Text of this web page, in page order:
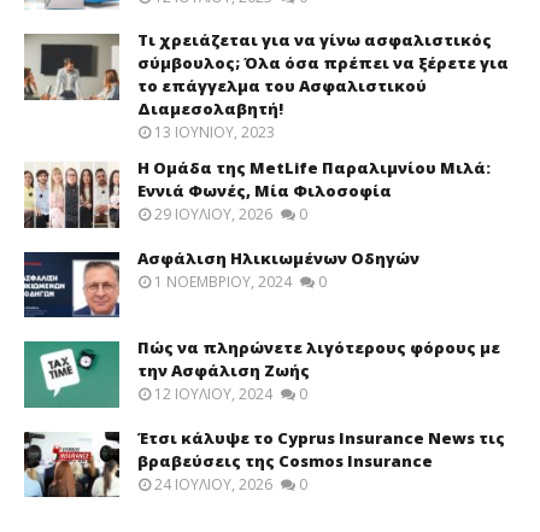
Τι χρειάζεται για να γίνω ασφαλιστικός
σύμβουλος; Όλα όσα πρέπει να ξέρετε για
το επάγγελμα του Ασφαλιστικού
Διαμεσολαβητή!
13 ΙΟΥΝΊΟΥ, 2023
Η Ομάδα της MetLife Παραλιμνίου Μιλά:
Εννιά Φωνές, Μία Φιλοσοφία
29 ΙΟΥΛΊΟΥ, 2026 0
Ασφάλιση Ηλικιωμένων Οδηγών
1 ΝΟΕΜΒΡΊΟΥ, 2024 0
Πώς να πληρώνετε λιγότερους φόρους με
την Ασφάλιση Ζωής
12 ΙΟΥΛΊΟΥ, 2024 0
Έτσι κάλυψε το Cyprus Insurance News τις
βραβεύσεις της Cosmos Insurance
24 ΙΟΥΛΊΟΥ, 2026 0